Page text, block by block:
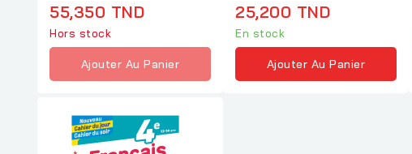
55,350 TND
Hors stock
Ajouter Au Panier
25,200 TND
En stock
Ajouter Au Panier